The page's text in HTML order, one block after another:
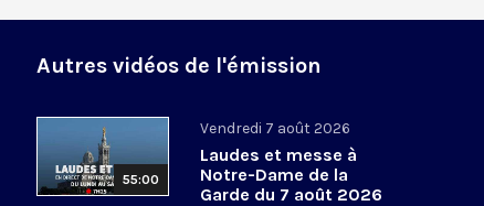
Autres vidéos de l'émission
55:00
Vendredi 7 août 2026
Laudes et messe à
Notre-Dame de la
Garde du 7 août 2026